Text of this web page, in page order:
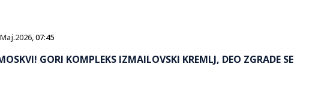
, 07:45
GORI KOMPLEKS IZMAILOVSKI KREMLJ, DEO ZGRADE SE